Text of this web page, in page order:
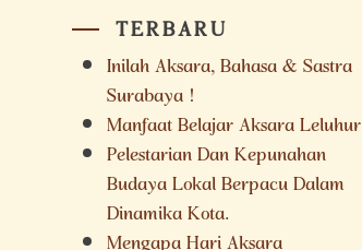
TERBARU
Inilah Aksara, Bahasa & Sastra
Surabaya !
Manfaat Belajar Aksara Leluhur
Pelestarian Dan Kepunahan
Budaya Lokal Berpacu Dalam
Dinamika Kota.